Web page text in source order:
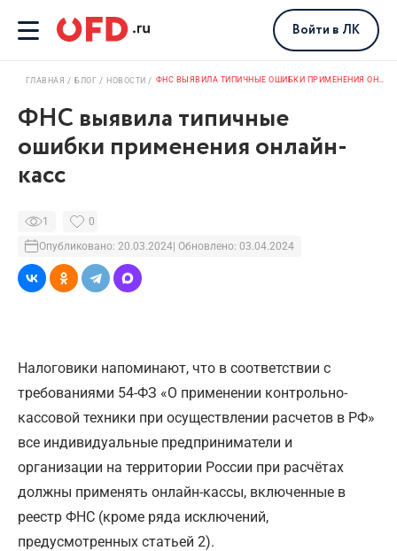
Войти в ЛК
ГЛАВНАЯ БЛОГ НОВОСТИ ФНС ВЫЯВИЛА ТИПИЧНЫЕ ОШИБКИ ПРИМЕНЕНИЯ ОНЛАЙН-КАСС
ФНС выявила типичные
ошибки применения онлайн-
касс
1
Опубликовано: 20.03.2024 | Обновлено: 03.04.2024
0
Налоговики напоминают, что в соответствии с
требованиями 54-ФЗ «О применении контрольно-
кассовой техники при осуществлении расчетов в РФ»
все индивидуальные предприниматели и
организации на территории России при расчётах
должны применять онлайн-кассы, включенные в
реестр ФНС (кроме ряда исключений,
предусмотренных статьей 2).